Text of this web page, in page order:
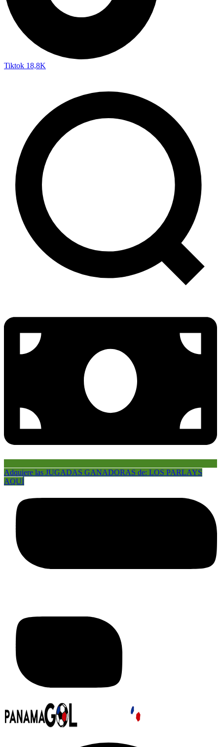
Tiktok 18,8K
Adquiere las JUGADAS GANADORAS de: LOS PARLAYS
AQUÍ